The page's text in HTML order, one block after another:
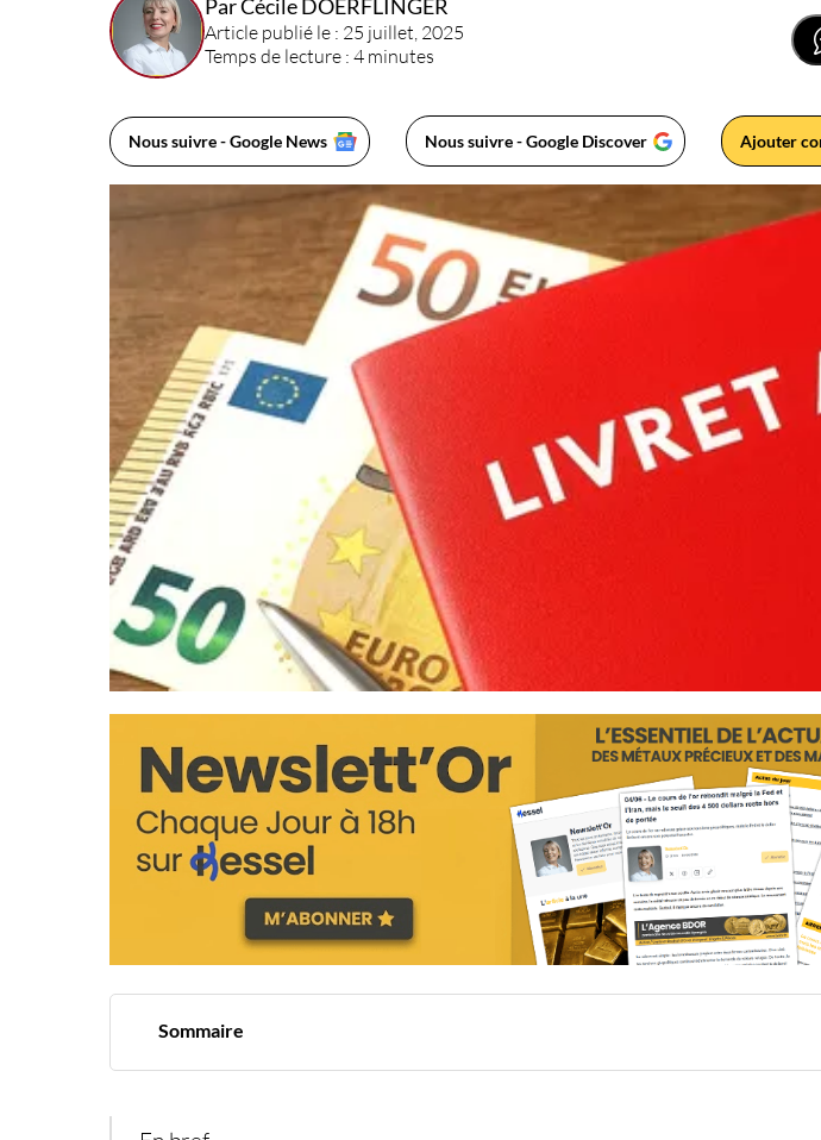
Par Cécile DOERFLINGER
Article publié le : 25 juillet, 2025
Temps de lecture : 4 minutes
Nous suivre - Google News Nous suivre - Google Discover Ajouter
Sommaire
LEP, LDDS, LDD : des ajustements à la chaîne